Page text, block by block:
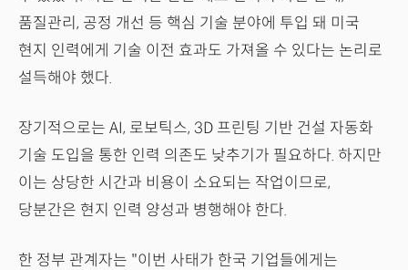
품질관리, 공정 개선 등 핵심 기술 분야에 투입 돼 미국
현지 인력에게 기술 이전 효과도 가져올 수 있다는 논리로
설득해야 했다.
장기적으로는 AI, 로보틱스, 3D 프린팅 기반 건설 자동화
기술 도입을 통한 인력 의존도 낮추기가 필요하다. 하지만
이는 상당한 시간과 비용이 소요되는 작업이므로,
당분간은 현지 인력 양성과 병행해야 한다.
한 정부 관계자는 "이번 사태가 한국 기업들에게는